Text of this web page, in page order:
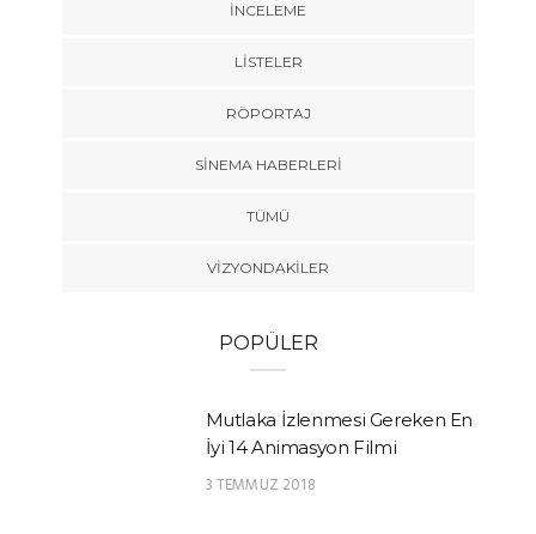
İNCELEME
LISTELER
RÖPORTAJ
SINEMA HABERLERI
TÜMÜ
VIZYONDAKILER
POPÜLER
Mutlaka İzlenmesi Gereken En
İyi 14 Animasyon Filmi
3 TEMMUZ 2018